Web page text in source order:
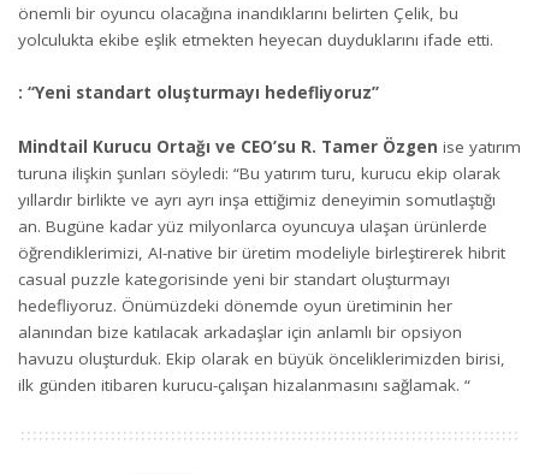
önemli bir oyuncu olacağına inandıklarını belirten Çelik, bu
yolculukta ekibe eşlik etmekten heyecan duyduklarını ifade etti.
: “Yeni standart oluşturmayı hedefliyoruz”
Mindtail Kurucu Ortağı ve CEO’su R. Tamer Özgen ise yatırım
turuna ilişkin şunları söyledi: “Bu yatırım turu, kurucu ekip olarak
yıllardır birlikte ve ayrı ayrı inşa ettiğimiz deneyimin somutlaştığı
an. Bugüne kadar yüz milyonlarca oyuncuya ulaşan ürünlerde
öğrendiklerimizi, AI-native bir üretim modeliyle birleştirerek hibrit
casual puzzle kategorisinde yeni bir standart oluşturmayı
hedefliyoruz. Önümüzdeki dönemde oyun üretiminin her
alanından bize katılacak arkadaşlar için anlamlı bir opsiyon
havuzu oluşturduk. Ekip olarak en büyük önceliklerimizden birisi,
ilk günden itibaren kurucu-çalışan hizalanmasını sağlamak. “